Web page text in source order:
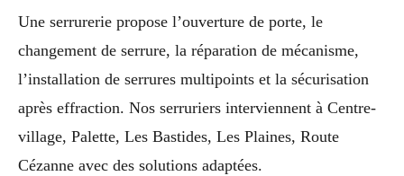
Une serrurerie propose l’ouverture de porte, le
changement de serrure, la réparation de mécanisme,
l’installation de serrures multipoints et la sécurisation
après effraction. Nos serruriers interviennent à Centre-
village, Palette, Les Bastides, Les Plaines, Route
Cézanne avec des solutions adaptées.